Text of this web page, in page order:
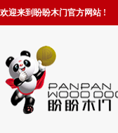
欢迎来到盼盼木门官方网站 !